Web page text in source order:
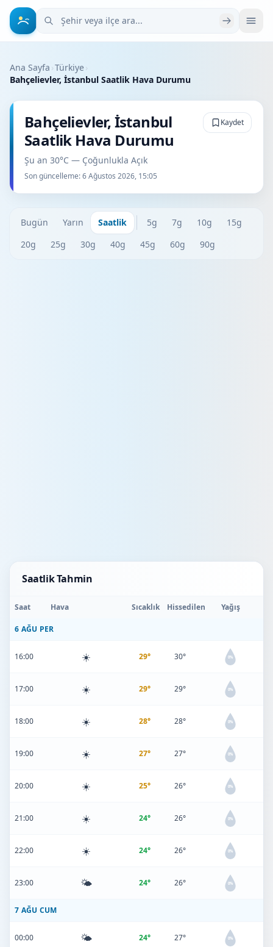
Şehir veya ilçe ara
Ana Sayfa ›Türkiye›
Bahçelievler, İstanbul Saatlik Hava Durumu
Bahçelievler, İstanbul
Saatlik Hava Durumu
Şu an 30°C — Çoğunlukla Açık
Son güncelleme:6 Ağustos 2026, 15:05
Kaydet
Bugün Yarın Saatlik 5g 7g 10g
15g
20g
25g 30g 40g 45g 60g 90g
Saatlik Tahmin
Saat Hava Sıcaklık Hissedilen Yağış
6 AĞU PER
16:00 ☀️ 29° 30° 0%
17:00 ☀️ 29° 29° 0%
18:00 ☀️ 28° 28° 0%
19:00 ☀️ 27° 27° 0%
20:00 ☀️ 25° 26° 0%
21:00 ☀️ 24° 26° 0%
22:00 ☀️ 24° 26° 0%
23:00 🌤️ 24° 26° 0%
7 AĞU CUM
00:00 🌤️ 24° 27° 0%